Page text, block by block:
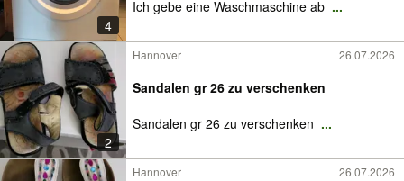
4
Ich gebe eine Waschmaschine ab ...
2
Hannover 26.07.2026
Sandalen gr 26 zu verschenken
Sandalen gr 26 zu verschenken ...
Hannover 26.07.2026